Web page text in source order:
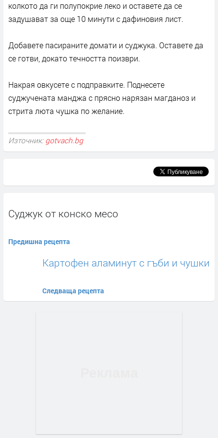
колкото да ги полупокрие леко и оставете да се
задушават за още 10 минути с дафиновия лист.
Добавете пасираните домати и суджука. Оставете да
се готви, докато течността поизври.
Накрая овкусете с подправките. Поднесете
суджучената манджа с прясно нарязан магданоз и
стрита люта чушка по желание.
Източник: gotvach.bg
Суджук от конско месо
Предишна рецепта
Картофен аламинут с гъби и чушки
Следваща рецепта